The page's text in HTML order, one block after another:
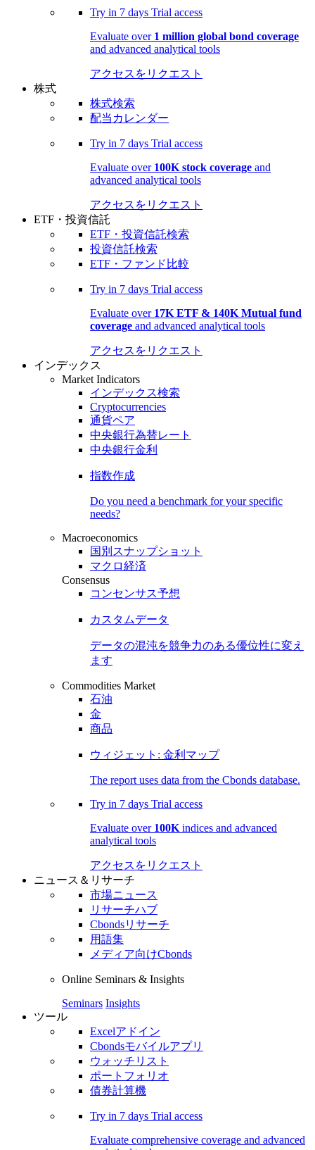
Try in 7 days Trial access
Evaluate over 1 million global bond coverage
and advanced analytical tools
アクセスをリクエスト
株式
株式検索
配当カレンダー
Try in 7 days Trial access
Evaluate over 100K stock coverage and
advanced analytical tools
アクセスをリクエスト
ETF・投資信託
ETF・投資信託検索
投資信託検索
ETF・ファンド比較
Try in 7 days Trial access
Evaluate over 17K ETF & 140K Mutual fund
coverage and advanced analytical tools
アクセスをリクエスト
インデックス
Market Indicators
インデックス検索
Cryptocurrencies
通貨ペア
中央銀行為替レート
中央銀行金利
指数作成
Do you need a benchmark for your specific
needs?
Macroeconomics
国別スナップショット
マクロ経済
Consensus
コンセンサス予想
カスタムデータ
データの混沌を競争力のある優位性に変え
ます
Commodities Market
石油
金
商品
ウィジェット: 金利マップ
The report uses data from the Cbonds database.
Try in 7 days Trial access
Evaluate over 100K indices and advanced
analytical tools
アクセスをリクエスト
ニュース＆リサーチ
市場ニュース
リサーチハブ
Cbondsリサーチ
用語集
メディア向けCbonds
Online Seminars & Insights
Seminars Insights
ツール
Excelアドイン
Cbondsモバイルアプリ
ウォッチリスト
ポートフォリオ
債券計算機
Try in 7 days Trial access
Evaluate comprehensive coverage and advanced